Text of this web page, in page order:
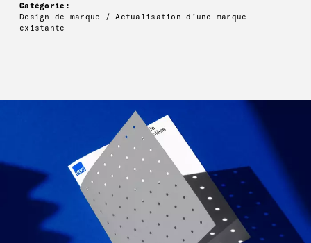
Catégorie:
Design de marque / Actualisation d’une marque
existante